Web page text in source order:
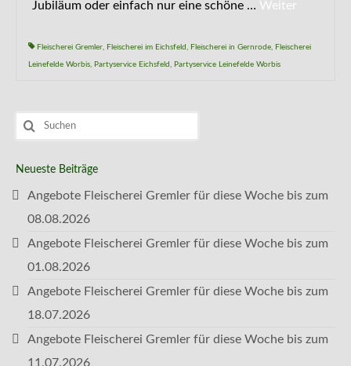
Jubiläum oder einfach nur eine schöne … Weiter
Fleischerei Gremler, Fleischerei im Eichsfeld , Fleischerei in Gernrode, Fleischerei
Leinefelde Worbis, Partyservice Eichsfeld , Partyservice Leinefelde Worbis
Suchen
nach:
Neueste Beiträge
Angebote Fleischerei Gremler für diese Woche bis zum
08.08.2026
Angebote Fleischerei Gremler für diese Woche bis zum
01.08.2026
Angebote Fleischerei Gremler für diese Woche bis zum
18.07.2026
Angebote Fleischerei Gremler für diese Woche bis zum
11.07.2026